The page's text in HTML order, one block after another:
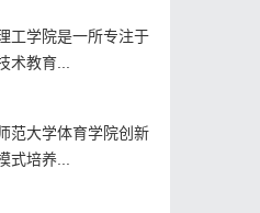
工学院是一所专注于
术教育...
范大学体育学院创新
式培养...